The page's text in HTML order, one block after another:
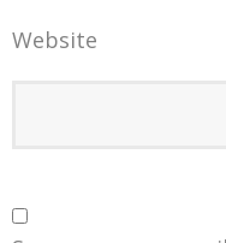
Website